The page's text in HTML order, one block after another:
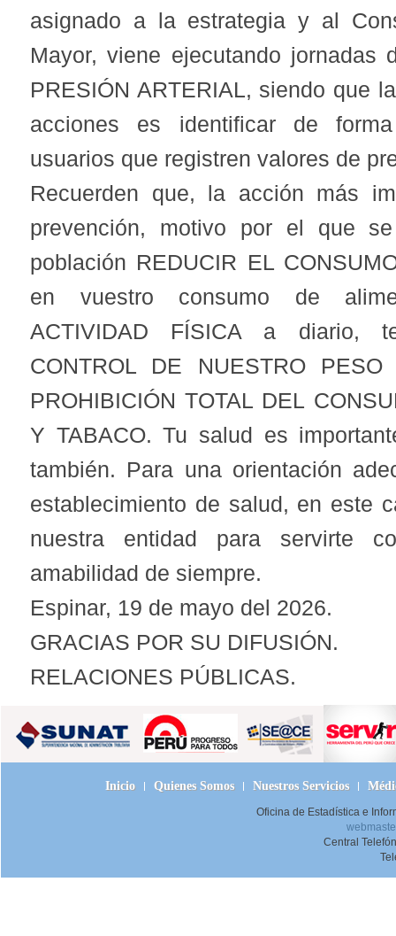
asignado a la estrategia y al
Mayor, viene ejecutando jornadas
PRESIÓN ARTERIAL, siendo que
acciones es identificar de
usuarios que registren valores de
Recuerden que, la acción más
prevención, motivo por el que
población REDUCIR EL
en vuestro consumo de
ACTIVIDAD FÍSICA a diario,
CONTROL DE NUESTRO
PROHIBICIÓN TOTAL DEL
Y TABACO. Tu salud es
también. Para una orientación
establecimiento de salud, en este
nuestra entidad para servirte
amabilidad de siempre.
Espinar, 19 de mayo del 2026.
GRACIAS POR SU DIFUSIÓN.
RELACIONES PÚBLICAS.
Inicio Quienes Somos Nuestros Servicios
Oficina de Estadística e
Central